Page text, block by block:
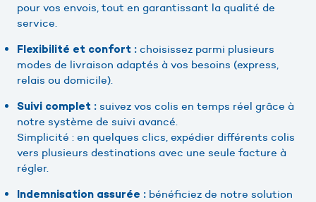
pour vos envois, tout en garantissant la qualité de
service.
Flexibilité et confort : choisissez parmi plusieurs
modes de livraison adaptés à vos besoins (express,
relais ou domicile).
Suivi complet : suivez vos colis en temps réel grâce à
notre système de suivi avancé.
Simplicité : en quelques clics, expédier différents colis
vers plusieurs destinations avec une seule facture à
régler.
Indemnisation assurée : bénéficiez de notre solution